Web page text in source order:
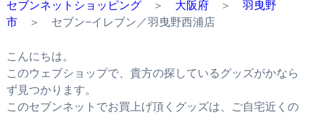
セブンネットショッピング＞ 大阪府＞ 羽曳野
市＞ セブン−イレブン／羽曳野西浦店
こんにちは。
このウェブショップで、貴方の探しているグッズがかなら
ず見つかります。
このセブンネットでお買上げ頂くグッズは、ご自宅近くの